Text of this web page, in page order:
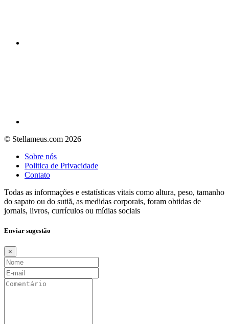
© Stellameus.com 2026
Sobre nós
Politica de Privacidade
Contato
Todas as informações e estatísticas vitais como altura, peso, tamanho
do sapato ou do sutiã, as medidas corporais, foram obtidas de
jornais, livros, currículos ou mídias sociais
Enviar sugestão
×